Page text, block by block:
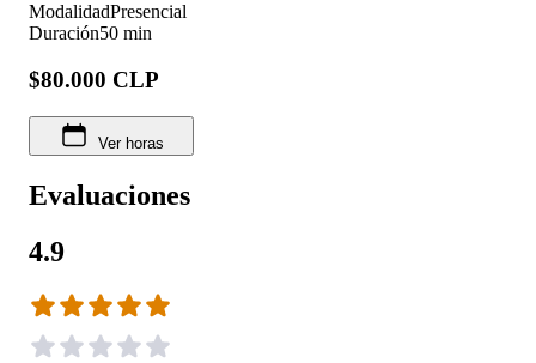
ModalidadPresencial
Duración50 min
$80.000 CLP
Ver horas
Evaluaciones
4.9